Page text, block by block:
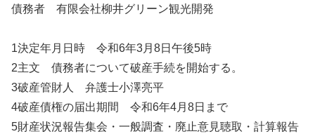
債務者 有限会社柳井グリーン観光開発
1決定年月日時 令和6年3月8日午後5時
2主文 債務者について破産手続を開始する。
3破産管財人 弁護士小澤亮平
4破産債権の届出期間 令和6年4月8日まで
5財産状況報告集会・一般調査・廃止意見聴取・計算報告